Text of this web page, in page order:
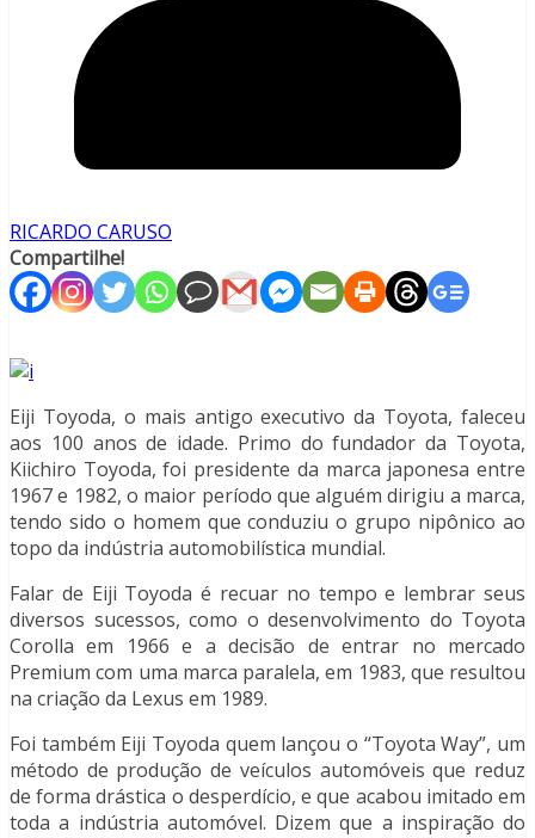
RICARDO CARUSO
Compartilhe!
Eiji Toyoda, o mais antigo executivo da Toyota, faleceu
aos 100 anos de idade. Primo do fundador da Toyota,
Kiichiro Toyoda, foi presidente da marca japonesa entre
1967 e 1982, o maior período que alguém dirigiu a marca,
tendo sido o homem que conduziu o grupo nipônico ao
topo da indústria automobilística mundial.
Falar de Eiji Toyoda é recuar no tempo e lembrar seus
diversos sucessos, como o desenvolvimento do Toyota
Corolla em 1966 e a decisão de entrar no mercado
Premium com uma marca paralela, em 1983, que resultou
na criação da Lexus em 1989.
Foi também Eiji Toyoda quem lançou o “Toyota Way”, um
método de produção de veículos automóveis que reduz
de forma drástica o desperdício, e que acabou imitado em
toda a indústria automóvel. Dizem que a inspiração do